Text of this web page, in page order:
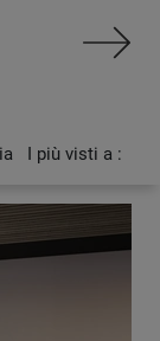
I più visti a :